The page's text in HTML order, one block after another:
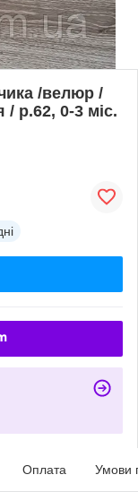
/велюр /
р.62, 0-3 міс.
Оплата Умови